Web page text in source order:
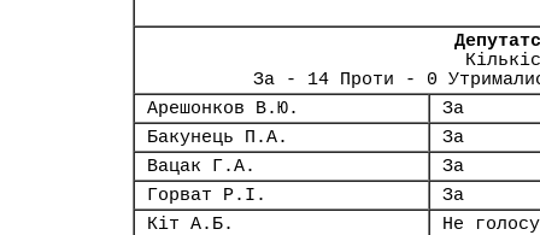
За - 14 Проти - 0
Арешонков В.Ю.
За
Бакунець П.А.
За
Вацак Г.А.
За
Горват Р.І.
За
Кіт А.Б.
Не